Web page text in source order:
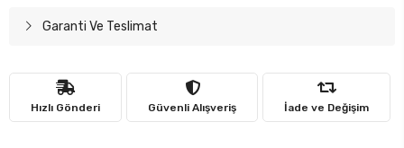
Garanti Ve Teslimat
Hızlı Gönderi Güvenli Alışveriş İade ve Değişim